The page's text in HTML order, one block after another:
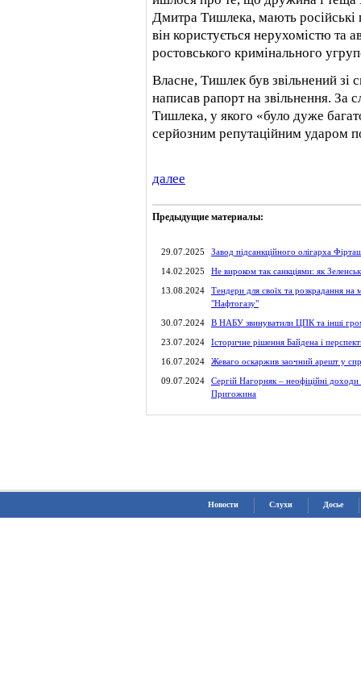
Дмитра Тишлека, мають російські
він користується нерухомістю та
ростовського кримінального
Власне, Тишлек був звільнений зі
написав рапорт на звільнення. За
Тишлека, у якого «було дуже
серйозним репутаційним ударом
далее
Предыдущие материалы:
29.07.2025
Завод підсанкційного олігарха
14.02.2025
Не вироком так санкціями: як
13.08.2024
Тендери для своїх та розкрадання
"Нафтогазу"
30.07.2024
В НАБУ звинуватили ЦПК та інші
23.07.2024
Історичне рішення Байдена і
16.07.2024
Жеваго оскаржив заочний арешт у
09.07.2024
Сергій Нагорняк – неофіційні
Пригожина
Новости Слухи Досье